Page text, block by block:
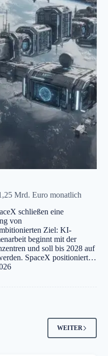
Mrd. Euro monatlich
schließen eine
von
Ziel: KI-
beginnt mit der
und soll bis 2028 auf
SpaceX positioniert…
WEITER